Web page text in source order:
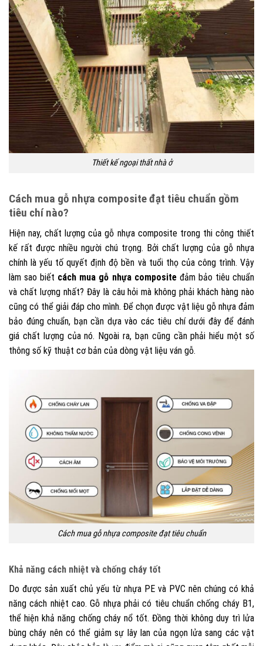
Thiết kế ngoại thất nhà ở
Cách mua gỗ nhựa composite đạt tiêu chuẩn gồm
tiêu chí nào?
Hiện nay, chất lượng của gỗ nhựa composite trong thi công thiết
kế rất được nhiều người chú trọng. Bởi chất lượng của gỗ nhựa
chính là yếu tố quyết định độ bền và tuổi thọ của công trình. Vậy
làm sao biết cách mua gỗ nhựa compositeđảm bảo tiêu chuẩn
và chất lượng nhất? Đây là câu hỏi mà không phải khách hàng nào
cũng có thể giải đáp cho mình. Để chọn được vật liệu gỗ nhựa đảm
bảo đúng chuẩn, bạn cần dựa vào các tiêu chí dưới đây để đánh
giá chất lượng của nó. Ngoài ra, bạn cũng cần phải hiểu một số
thông số kỹ thuật cơ bản của dòng vật liệu ván gỗ.
Cách mua gỗ nhựa composite đạt tiêu chuẩn
Khả năng cách nhiệt và chống cháy tốt
Do được sản xuất chủ yếu từ nhựa PE và PVC nên chúng có khả
năng cách nhiệt cao. Gỗ nhựa phải có tiêu chuẩn chống cháy B1,
thể hiện khả năng chống cháy nổ tốt. Đồng thời không duy trì lửa
bùng cháy nên có thể giảm sự lây lan của ngọn lửa sang các vật